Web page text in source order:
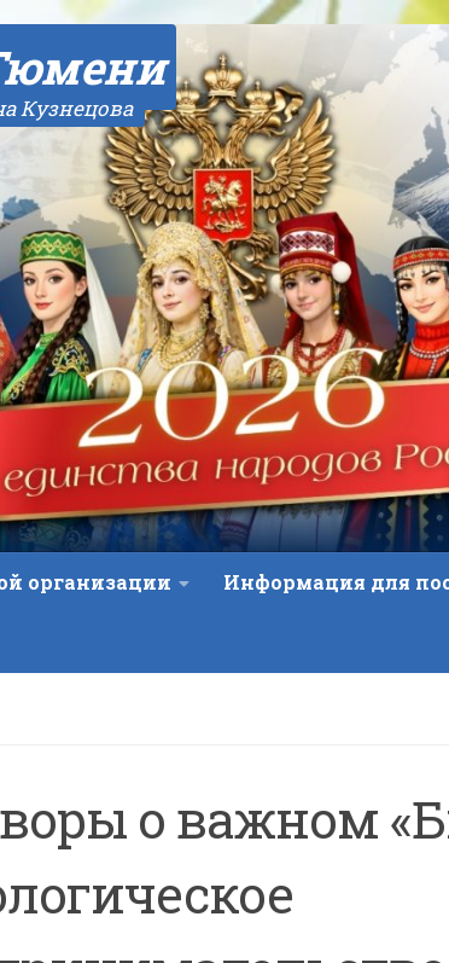
Кузнецова
организации Информация для
о важном